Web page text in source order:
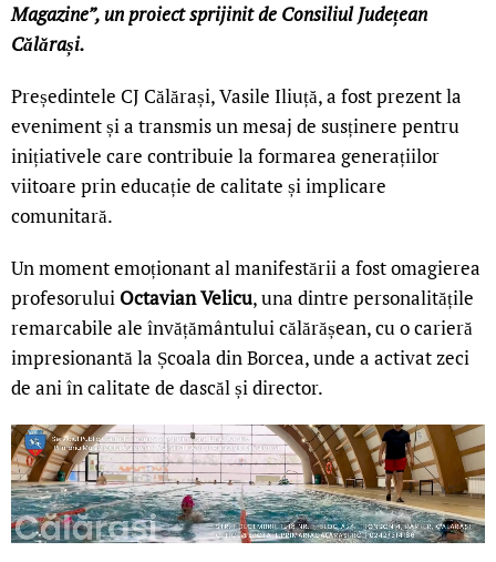
Magazine”, un proiect sprijinit de Consiliul Județean
Călărași.
Președintele CJ Călărași, Vasile Iliuță, a fost prezent la
eveniment și a transmis un mesaj de susținere pentru
inițiativele care contribuie la formarea generațiilor
viitoare prin educație de calitate și implicare
comunitară.
Un moment emoționant al manifestării a fost omagierea
profesorului Octavian Velicu, una dintre personalitățile
remarcabile ale învățământului călărășean, cu o carieră
impresionantă la Școala din Borcea, unde a activat zeci
de ani în calitate de dascăl și director.